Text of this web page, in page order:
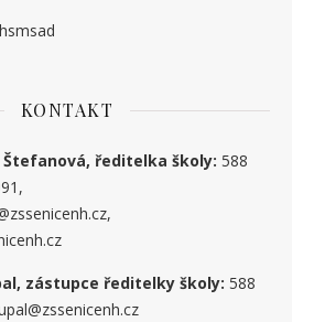
KONTAKT
Štefanová, ředitelka školy: 588
zástupce ředitelky školy: 588